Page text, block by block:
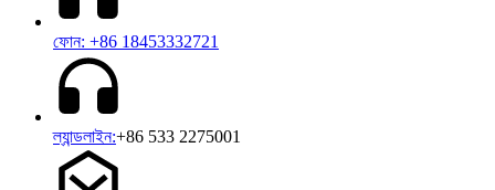
ফোন: +86 18453332721
ল্যান্ডলাইন:+86 533 2275001